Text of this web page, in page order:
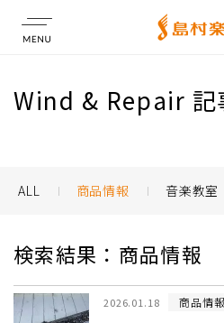
店舗情報
Wind & Repair 記
ALL 商品情報 音楽教室
検索結果：商品情報
2026.01.18 商品情報